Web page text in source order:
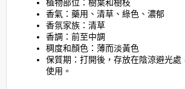
植物部位：樹葉和樹枝
香氣：藥用、清草、綠色、濃郁
香氛家族：清草
香調：前至中調
稠度和顏色：薄而淡黃色
保質期：打開後，存放在陰涼避光處
使用。